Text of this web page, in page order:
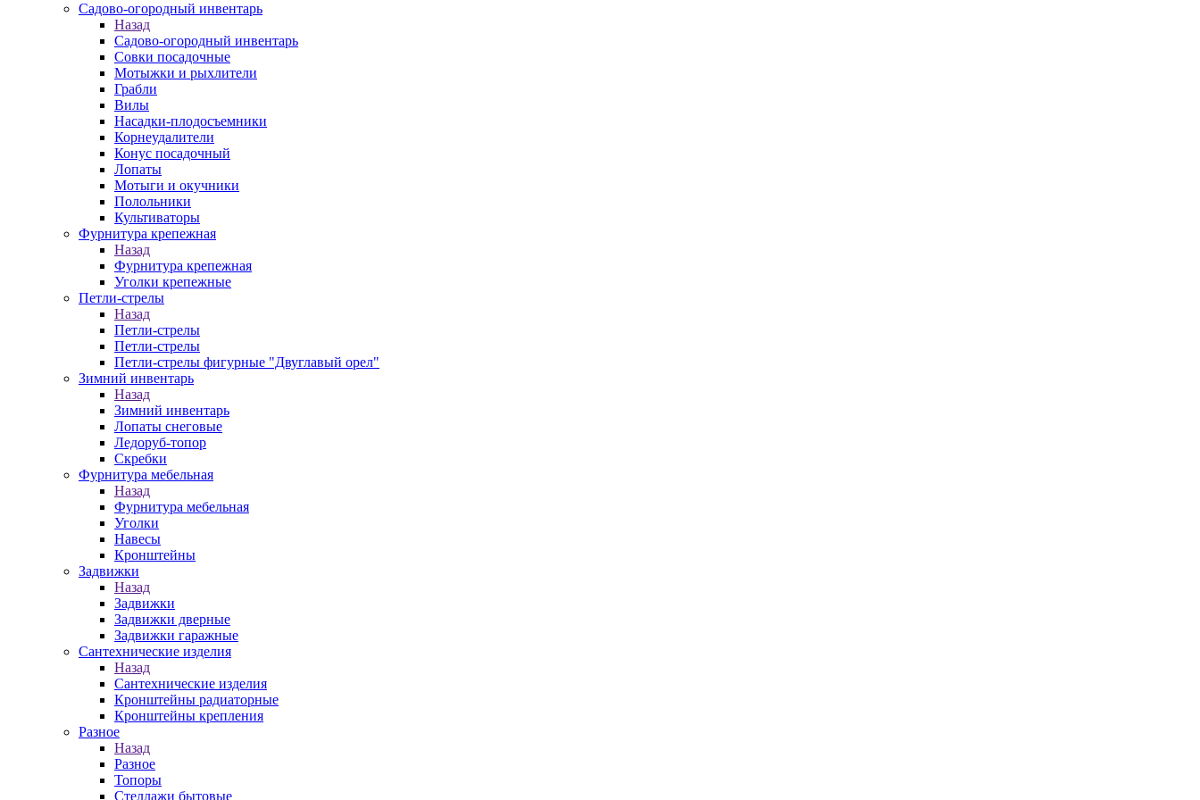
Садово-огородный инвентарь
Назад
Садово-огородный инвентарь
Совки посадочные
Мотыжки и рыхлители
Грабли
Вилы
Насадки-плодосъемники
Корнеудалители
Конус посадочный
Лопаты
Мотыги и окучники
Полольники
Культиваторы
Фурнитура крепежная
Назад
Фурнитура крепежная
Уголки крепежные
Петли-стрелы
Назад
Петли-стрелы
Петли-стрелы
Петли-стрелы фигурные "Двуглавый орел"
Зимний инвентарь
Назад
Зимний инвентарь
Лопаты снеговые
Ледоруб-топор
Скребки
Фурнитура мебельная
Назад
Фурнитура мебельная
Уголки
Навесы
Кронштейны
Задвижки
Назад
Задвижки
Задвижки дверные
Задвижки гаражные
Сантехнические изделия
Назад
Сантехнические изделия
Кронштейны радиаторные
Кронштейны крепления
Разное
Назад
Разное
Топоры
Стеллажи бытовые